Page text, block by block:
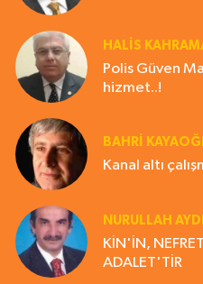
HALIS
Polis Güven
hizmet..!
BAHRI
Kanal altı
NURULLAH
KİN'İN,
ADALET'TİR